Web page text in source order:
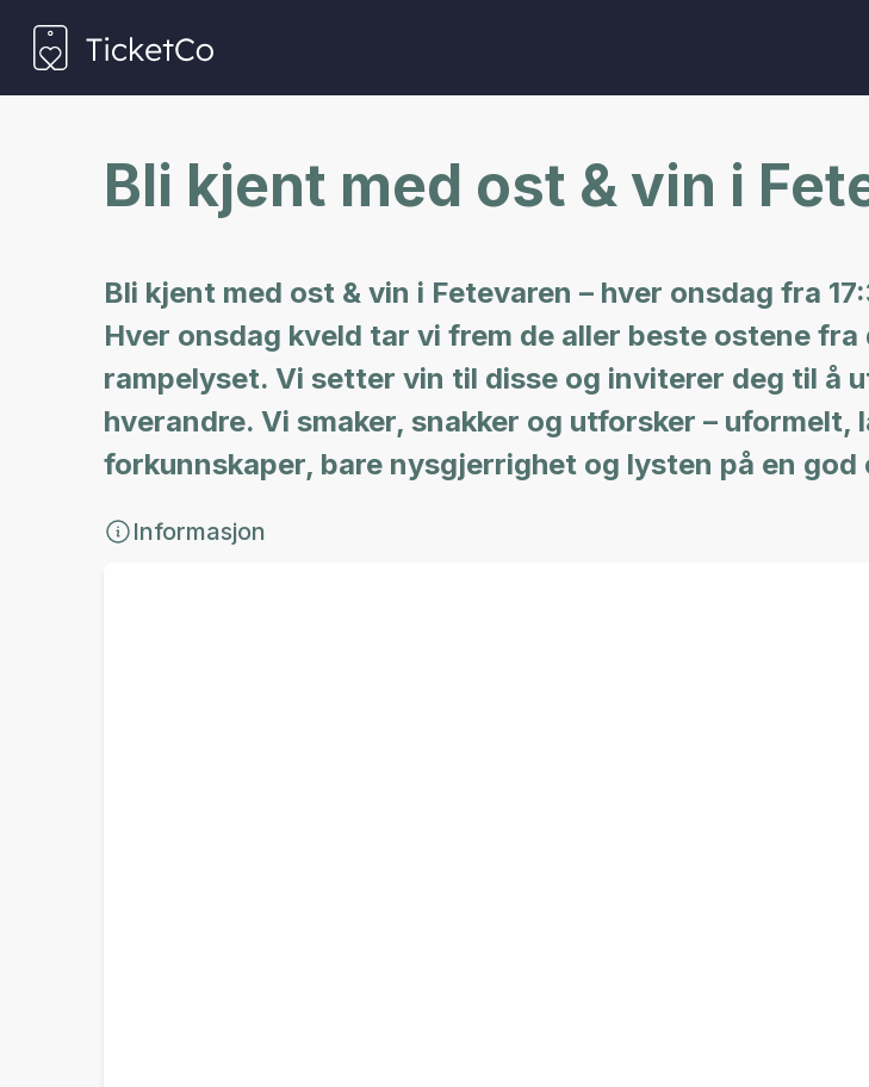
Bli kjent med ost & vin i
Bli kjent med ost & vin i Fetevaren – hver onsdag fra
Hver onsdag kveld tar vi frem de aller beste ostene fra
rampelyset. Vi setter vin til disse og inviterer deg til å
hverandre. Vi smaker, snakker og utforsker –
forkunnskaper, bare nysgjerrighet og lysten på en god
Informasjon